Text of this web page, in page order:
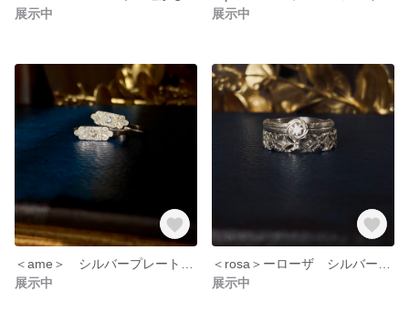
展示中
展示中
展示中
展示中